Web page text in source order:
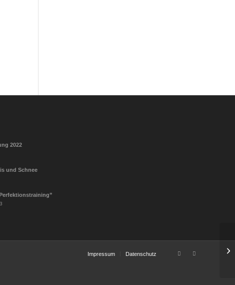
2022
und Schnee
Impressum Datenschutz